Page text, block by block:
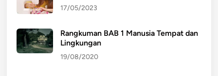
17/05/2023
Rangkuman BAB 1 Manusia Tempat dan
Lingkungan
19/08/2020